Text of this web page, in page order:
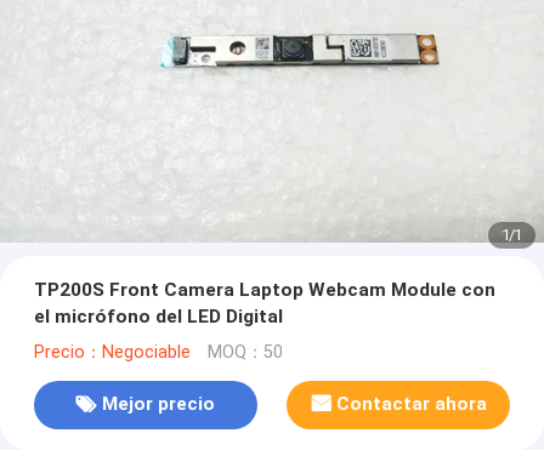
1/1
TP200S Front Camera Laptop Webcam Module con
el micrófono del LED Digital
Precio：Negociable MOQ：50
Mejor precio Contactar ahora